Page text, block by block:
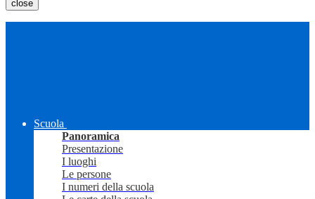
close
Scuola
Panoramica
Presentazione
I luoghi
Le persone
I numeri della scuola